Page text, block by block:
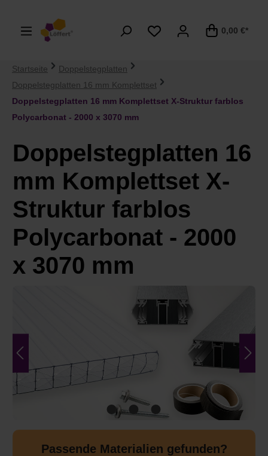
0,00 €*
Startseite
Doppelstegplatten
Doppelstegplatten 16 mm Komplettset
Doppelstegplatten 16 mm Komplettset X-Struktur farblos
Polycarbonat - 2000 x 3070 mm
Doppelstegplatten 16
mm Komplettset X-
Struktur farblos
Polycarbonat - 2000
x 3070 mm
Passende Materialien gefunden?